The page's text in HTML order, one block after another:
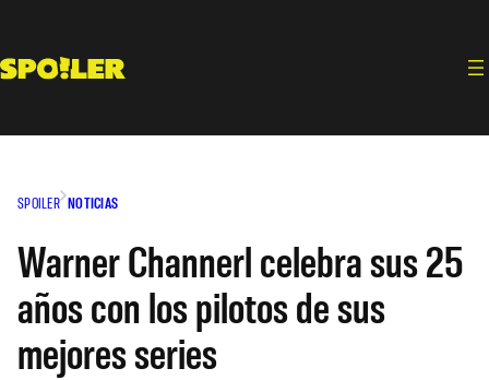
contenido
SPOILER NOTICIAS
Warner Channerl celebra sus 25
años con los pilotos de sus
mejores series